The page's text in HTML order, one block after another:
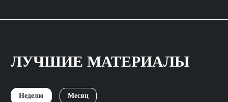
ЛУЧШИЕ МАТЕРИАЛЫ
Неделю Месяц